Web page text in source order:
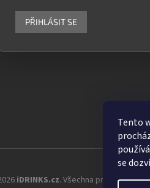
Tento
se
PŘIHLÁSIT SE
iDRINKS.cz. Všechna práva